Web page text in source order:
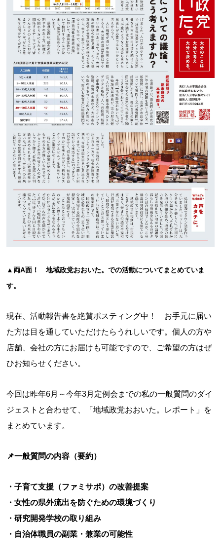
▲両A面！ 地域政党おおいた。での活動についてまとめていま
す。
現在、活動報告書を絶賛ポスティング中！ お手元に届い
た方は目を通していただけたらうれしいです。個人の方や
店舗、会社の方にお届けも可能ですので、ご希望の方はぜ
ひお知らせください。
今回は昨年6月～今年3月定例会までの私の一般質問のダイ
ジェストと合わせて、「地域政党おおいた。レポート」を
まとめています。
📌一般質問の内容（要約）
・子育て支援（ファミサポ）の改善提案
・女性の県外流出を防ぐための環境づくり
・研究開発学校の取り組み
・自治体職員の副業・兼業の可能性